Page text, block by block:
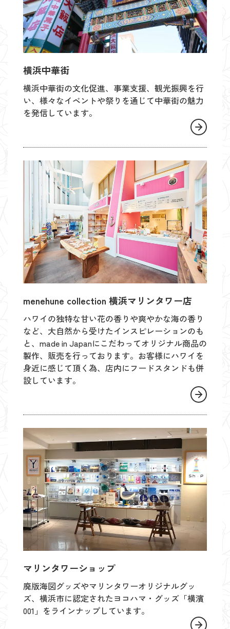
横浜中華街
横浜中華街の文化促進、事業支援、観光振興を行
い、様々なイベントや祭りを通じて中華街の魅力
を発信しています。
menehune collection 横浜マリンタワー店
ハワイの独特な甘い花の香りや爽やかな海の香り
など、大自然から受けたインスピレーションのも
と、made in Japanにこだわってオリジナル商品の
製作、販売を行っております。お客様にハワイを
身近に感じて頂く為、店内にフードスタンドも併
設しています。
マリンタワーショップ
廃版海図グッズやマリンタワーオリジナルグッ
ズ、横浜市に認定されたヨコハマ・グッズ「横濱
001」をラインナップしています。